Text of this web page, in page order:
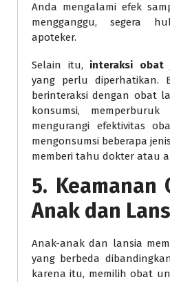
Anda mengalami efek
mengganggu, segera
apoteker.
Selain itu, interaksi obat
yang perlu diperhatikan.
berinteraksi dengan obat
konsumsi,
mengurangi efektivitas
mengonsumsi beberapa
memberi tahu dokter atau
5. Keamanan
Anak dan
Anak-anak dan lansia
yang berbeda
karena itu, memilih obat